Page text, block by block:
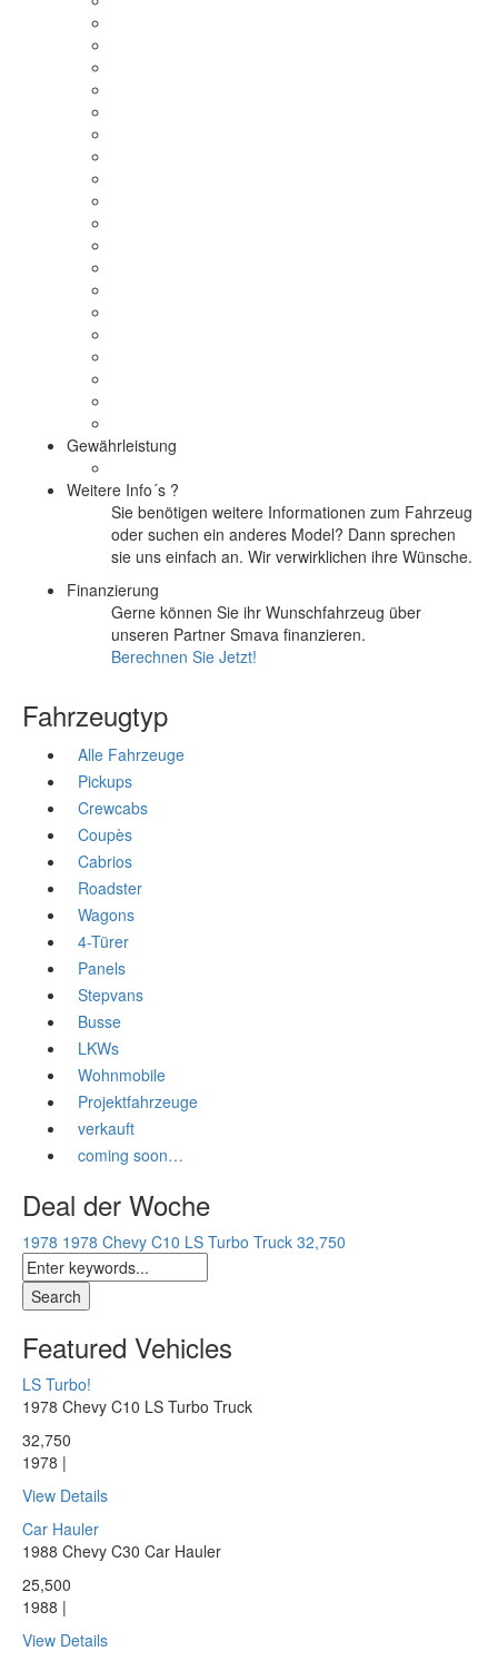
Gewährleistung
Weitere Info´s ?
Sie benötigen weitere Informationen zum Fahrzeug
oder suchen ein anderes Model? Dann sprechen
sie uns einfach an. Wir verwirklichen ihre Wünsche.
Finanzierung
Gerne können Sie ihr Wunschfahrzeug über
unseren Partner Smava finanzieren.
Berechnen Sie Jetzt!
Fahrzeugtyp
Alle Fahrzeuge
Pickups
Crewcabs
Coupès
Cabrios
Roadster
Wagons
4-Türer
Panels
Stepvans
Busse
LKWs
Wohnmobile
Projektfahrzeuge
verkauft
coming soon…
Deal der Woche
1978 1978 Chevy C10 LS Turbo Truck 32,750
Featured Vehicles
LS Turbo!
1978 Chevy C10 LS Turbo Truck
32,750
1978 |
View Details
Car Hauler
1988 Chevy C30 Car Hauler
25,500
1988 |
View Details